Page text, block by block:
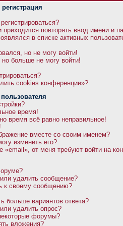
повторять ввод имени и
в списке активных
но не могу войти!
но больше не могу войти!
cookies конференции»?
время!
время всё равно неправильное!
вместе со своим именем?
изменить его?
«email», от меня требуют войти на
удалить сообщение?
к своему сообщению?
больше вариантов ответа?
удалить опрос?
форумы?
вложения?